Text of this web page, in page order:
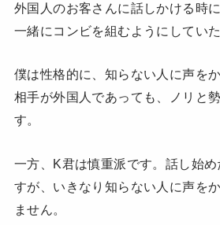
外国人のお客さんに話しかける時
一緒にコンビを組むようにしていた
僕は性格的に、知らない人に声を
相手が外国人であっても、ノリと
す。
一方、K君は慎重派です。話し始
すが、いきなり知らない人に声を
ません。